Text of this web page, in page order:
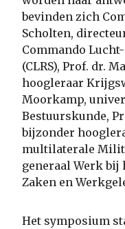
bevinden zich
Scholten,
Commando
(CLRS), Prof. dr.
hoogleraar
Moorkamp,
Bestuurskunde,
bijzonder
multilaterale
generaal Werk bij
Zaken en
Het symposium